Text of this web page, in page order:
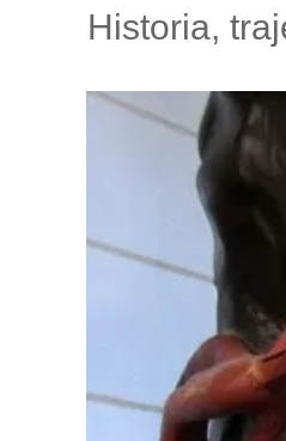
Historia,